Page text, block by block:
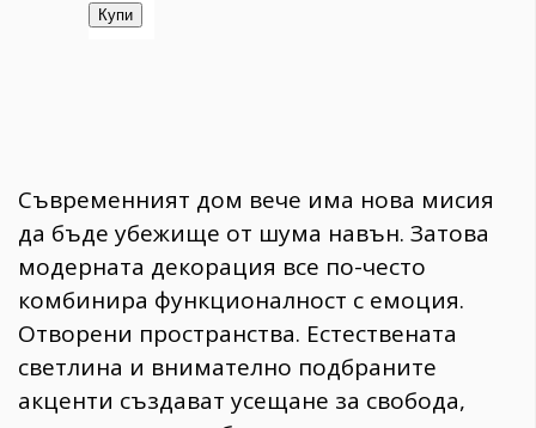
Съвременният дом вече има нова мисия
да бъде убежище от шума навън. Затова
модерната декорация все по-често
комбинира функционалност с емоция.
Отворени пространства. Естествената
светлина и внимателно подбраните
акценти създават усещане за свобода,